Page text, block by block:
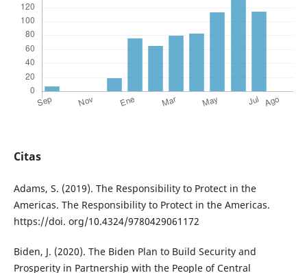
Citas
Adams, S. (2019). The Responsibility to Protect in the
Americas. The Responsibility to Protect in the Americas.
https://doi. org/10.4324/9780429061172
Biden, J. (2020). The Biden Plan to Build Security and
Prosperity in Partnership with the People of Central